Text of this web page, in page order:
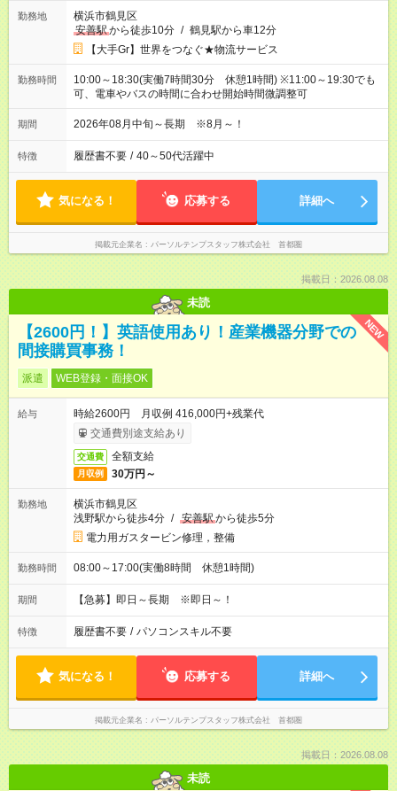
勤務地
横浜市鶴見区
安善駅から徒歩10分 / 鶴見駅から車12分
【大手Gr】世界をつなぐ★物流サービス
勤務時間
10:00～18:30(実働7時間30分 休憩1時間) ※11:00～19:30でも
可、電車やバスの時間に合わせ開始時間微調整可
期間 2026年08月中旬～長期 ※8月～！
特徴 履歴書不要 / 40～50代活躍中
気になる！ 応募する 詳細へ
掲載元企業名 パーソルテンプスタッフ株式会社 首都圏
掲載日：2026.08.08
未読
NEW
【2600円！】英語使用あり！産業機器分野での
間接購買事務！
派遣 WEB登録・面接OK
給与
時給2600円 月収例 416,000円+残業代
交通費別途支給あり
交通費 全額支給
月収例 30万円～
勤務地
横浜市鶴見区
浅野駅から徒歩4分 / 安善駅から徒歩5分
電力用ガスタービン修理，整備
勤務時間 08:00～17:00(実働8時間 休憩1時間)
期間 【急募】即日～長期 ※即日～！
特徴 履歴書不要 / パソコンスキル不要
気になる！ 応募する 詳細へ
掲載元企業名 パーソルテンプスタッフ株式会社 首都圏
掲載日：2026.08.08
未読